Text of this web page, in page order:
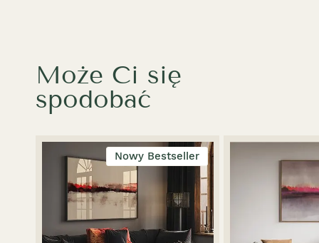
Może Ci się
spodobać
Nowy Bestseller